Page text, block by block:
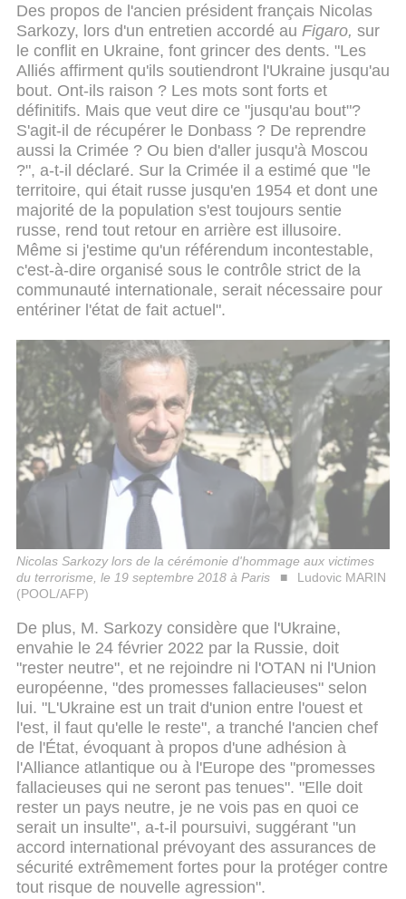
Des propos de l'ancien président français Nicolas
Sarkozy, lors d'un entretien accordé au Figaro, sur
le conflit en Ukraine, font grincer des dents. "Les
Alliés affirment qu'ils soutiendront l'Ukraine jusqu'au
bout. Ont-ils raison ? Les mots sont forts et
définitifs. Mais que veut dire ce "jusqu'au bout"?
S'agit-il de récupérer le Donbass ? De reprendre
aussi la Crimée ? Ou bien d'aller jusqu'à Moscou
?", a-t-il déclaré. Sur la Crimée il a estimé que "le
territoire, qui était russe jusqu'en 1954 et dont une
majorité de la population s'est toujours sentie
russe, rend tout retour en arrière est illusoire.
Même si j'estime qu'un référendum incontestable,
c'est-à-dire organisé sous le contrôle strict de la
communauté internationale, serait nécessaire pour
entériner l'état de fait actuel".
Nicolas Sarkozy lors de la cérémonie d'hommage aux victimes
du terrorisme, le 19 septembre 2018 à Paris
Ludovic MARIN
(POOL/AFP)
De plus, M. Sarkozy considère que l'Ukraine,
envahie le 24 février 2022 par la Russie, doit
"rester neutre", et ne rejoindre ni l'OTAN ni l'Union
européenne, "des promesses fallacieuses" selon
lui. "L'Ukraine est un trait d'union entre l'ouest et
l'est, il faut qu'elle le reste", a tranché l'ancien chef
de l'État, évoquant à propos d'une adhésion à
l'Alliance atlantique ou à l'Europe des "promesses
fallacieuses qui ne seront pas tenues". "Elle doit
rester un pays neutre, je ne vois pas en quoi ce
serait un insulte", a-t-il poursuivi, suggérant "un
accord international prévoyant des assurances de
sécurité extrêmement fortes pour la protéger contre
tout risque de nouvelle agression".